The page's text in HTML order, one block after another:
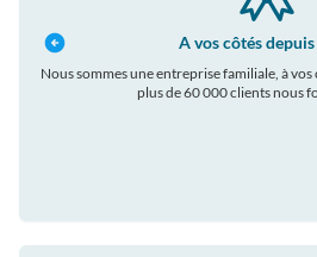
A vos côtés
Nous sommes une entreprise familiale, à
plus de 60 000 clients nous